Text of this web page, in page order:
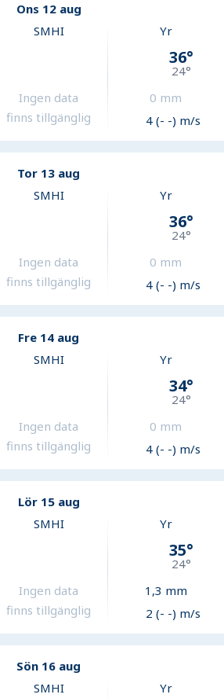
Ons 12 aug
SMHI
Ingen data
finns tillgänglig
Yr
36°
24°
0 mm
4 (- -) m/s
Tor 13 aug
SMHI
Ingen data
finns tillgänglig
Yr
36°
24°
0 mm
4 (- -) m/s
Fre 14 aug
SMHI
Ingen data
finns tillgänglig
Yr
34°
24°
0 mm
4 (- -) m/s
Lör 15 aug
SMHI
Ingen data
finns tillgänglig
Yr
35°
24°
1,3 mm
2 (- -) m/s
Sön 16 aug
SMHI Yr